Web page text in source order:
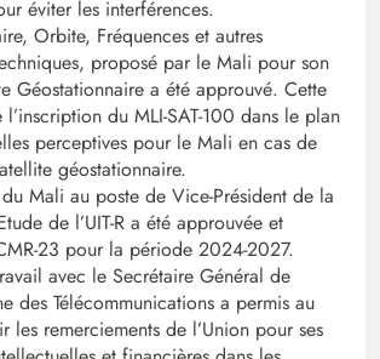
éviter les interférences.
Orbite, Fréquences et autres
proposé par le Mali pour son
Géostationnaire a été approuvé. Cette
du MLI-SAT-100 dans le plan
perceptives pour le Mali en cas de
géostationnaire.
Mali au poste de Vice-Président de la
de l’UIT-R a été approuvée et
23 pour la période 2024-2027.
avec le Secrétaire Général de
des Télécommunications a permis au
les remerciements de l’Union pour ses